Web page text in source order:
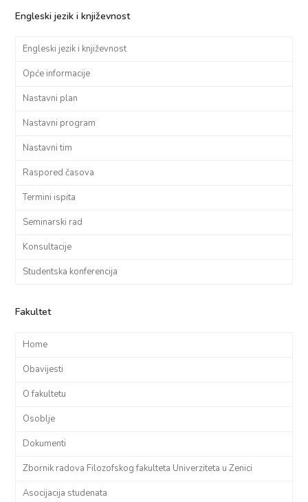
Engleski jezik i književnost
Engleski jezik i književnost
Opće informacije
Nastavni plan
Nastavni program
Nastavni tim
Raspored časova
Termini ispita
Seminarski rad
Konsultacije
Studentska konferencija
Fakultet
Home
Obavijesti
O fakultetu
Osoblje
Dokumenti
Zbornik radova Filozofskog fakulteta Univerziteta u Zenici
Asocijacija studenata